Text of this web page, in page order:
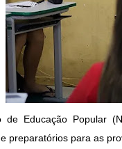
de Educação Popular
preparatórios para as